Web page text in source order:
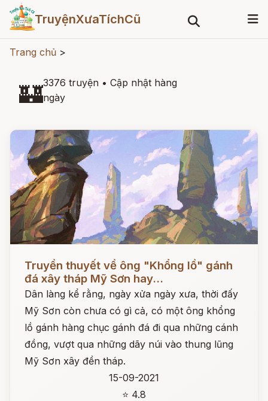
TruyệnXưaTíchCũ
Trang chủ >
🏰3376 truyện • Cập nhật hàng
ngày
Đọc ngay
Truyền thuyết về ông "Khổng lồ" gánh
đá xây tháp Mỹ Sơn hay...
Dân làng kể rằng, ngày xửa ngày xưa, thời đấy
Mỹ Sơn còn chưa có gì cả, có một ông khổng
lồ gánh hàng chục gánh đá đi qua những cánh
đồng, vượt qua những dãy núi vào thung lũng
Mỹ Sơn xây đền tháp.
15-09-2021
⭐ 4.8